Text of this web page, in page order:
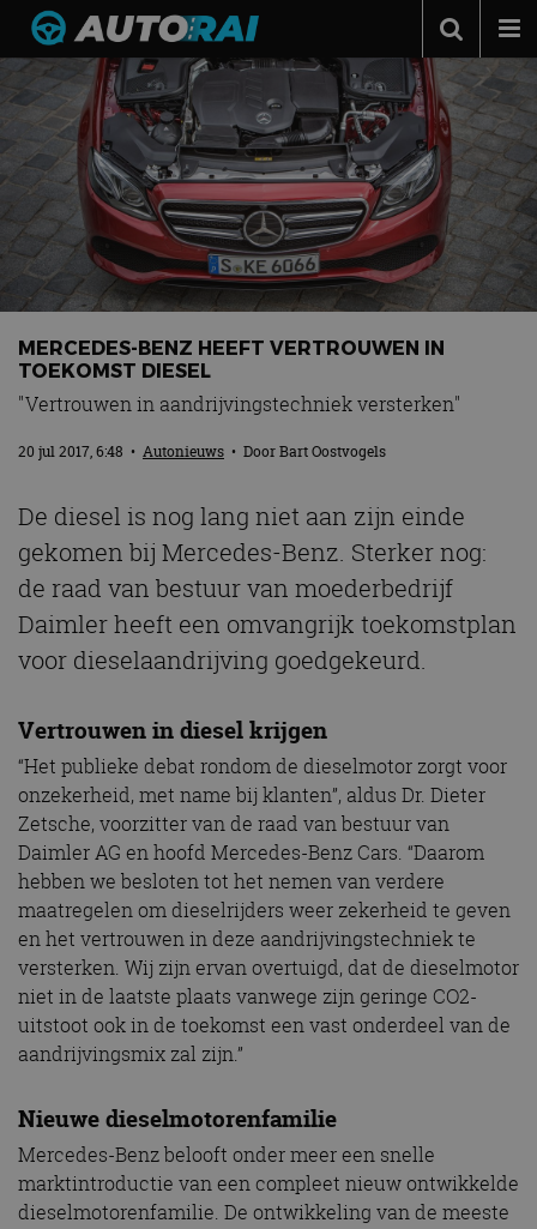
Autonieuws
Podcast
Autotests
Automerken
Adverteren
Contact
MotorRAI.nl
MERCEDES-BENZ HEEFT VERTROUWEN IN
TOEKOMST DIESEL
"Vertrouwen in aandrijvingstechniek versterken"
20 jul 2017, 6:48 • Autonieuws • DoorBart Oostvogels
De diesel is nog lang niet aan zijn einde
gekomen bij Mercedes-Benz. Sterker nog:
de raad van bestuur van moederbedrijf
Daimler heeft een omvangrijk toekomstplan
voor dieselaandrijving goedgekeurd.
Vertrouwen in diesel krijgen
“Het publieke debat rondom de dieselmotor zorgt voor
onzekerheid, met name bij klanten”, aldus Dr. Dieter
Zetsche, voorzitter van de raad van bestuur van
Daimler AG en hoofd Mercedes-Benz Cars. “Daarom
hebben we besloten tot het nemen van verdere
maatregelen om dieselrijders weer zekerheid te geven
en het vertrouwen in deze aandrijvingstechniek te
versterken. Wij zijn ervan overtuigd, dat de dieselmotor
niet in de laatste plaats vanwege zijn geringe CO2-
uitstoot ook in de toekomst een vast onderdeel van de
aandrijvingsmix zal zijn.”
Nieuwe dieselmotorenfamilie
Mercedes-Benz belooft onder meer een snelle
marktintroductie van een compleet nieuw ontwikkelde
dieselmotorenfamilie. De ontwikkeling van de meeste